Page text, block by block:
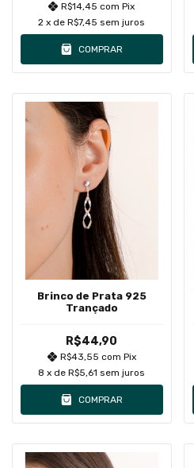
R$14,45com Pix
2 x deR$7,45 sem juros
COMPRAR
Brinco de Prata 925
Trançado
R$44,90
R$43,55 com Pix
8 x deR$5,61 sem juros
COMPRAR